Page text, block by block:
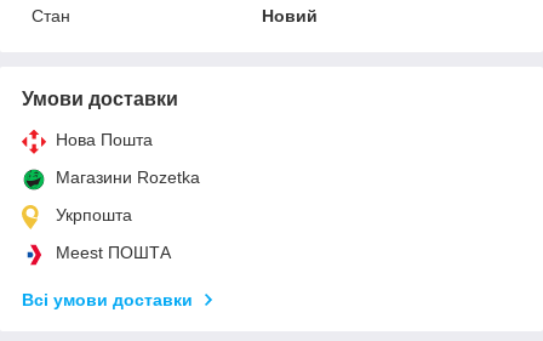
Стан
Новий
Умови доставки
Нова Пошта
Магазини Rozetka
Укрпошта
Meest ПОШТА
Всі умови доставки